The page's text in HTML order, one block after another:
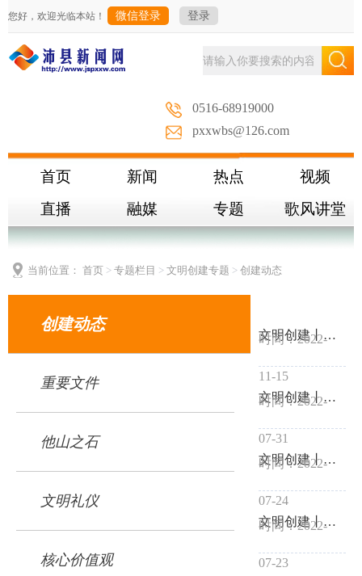
您好，欢迎光临本站！ 微信登录 登录
0516-68919000
pxxwbs@126.com
首页 新闻 热点
视频
直播
融媒 专题 歌风讲堂
当前位置： 首页 > 专题栏目 > 文明创建专题 > 创建动态
创建动态
重要文件
他山之石
文明礼仪
核心价值观
文明创建丨汉源街道​：合力攻坚痛点顽疾
时间：2022-
11-15
文明创建丨沛县文化馆接力
时间：2022-
07-31
文明创建丨张庄镇接力
时间：2022-
07-24
文明创建丨张寨镇接力
时间：2022-
07-23